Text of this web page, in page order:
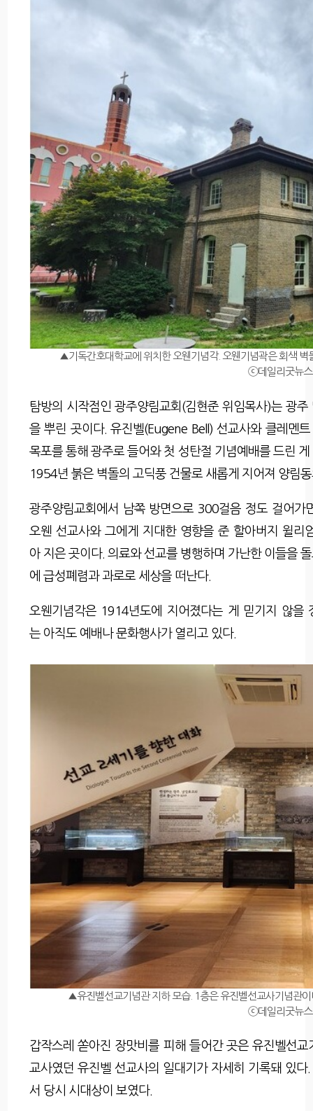
▲기독간호대학교에 위치한 오웬기념각. 오웬기념곽은 회색 벽
ⓒ데일리굿뉴스
탐방의 시작점인 광주양림교회(김현준 위임목사)는 광
을 뿌린 곳이다. 유진벨(Eugene Bell) 선교사와 클레멘
목포를 통해 광주로 들어와 첫 성탄절 기념예배를 드린
1954년 붉은 벽돌의 고딕풍 건물로 새롭게 지어져 양림
광주양림교회에서 남쪽 방면으로 300걸음 정도 걸어가
오웬 선교사와 그에게 지대한 영향을 준 할아버지 윌리
아 지은 곳이다. 의료와 선교를 병행하며 가난한 이들을
에 급성폐렴과 과로로 세상을 떠난다.
오웬기념각은 1914년도에 지어졌다는 게 믿기지 않을
는 아직도 예배나 문화행사가 열리고 있다.
▲유진벨선교기념관 지하 모습. 1층은 유진벨선교사기념관
ⓒ데일리굿뉴스
갑작스레 쏟아진 장맛비를 피해 들어간 곳은 유진벨선
교사였던 유진벨 선교사의 일대기가 자세히 기록돼 있
서 당시 시대상이 보였다.